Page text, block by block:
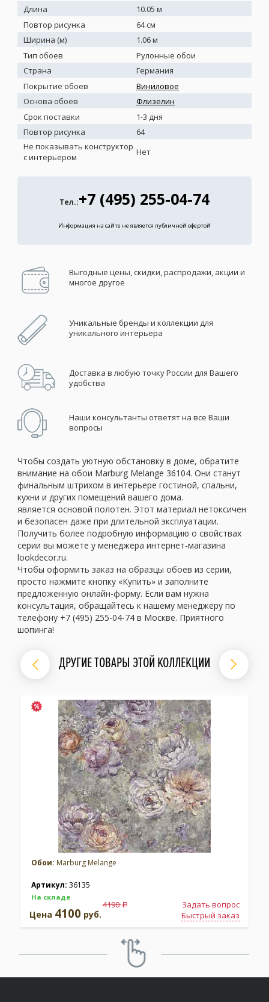
Длина
10.05 м
Повтор рисунка
64 см
Ширина (м)
1.06 м
Тип обоев
Рулонные обои
Страна
Германия
Покрытие обоев
Виниловое
Основа обоев
Флизелин
Срок поставки
1-3 дня
Повтор рисунка
64
Не показывать конструктор
с интерьером
Нет
Тел.:+7 (495) 255-04-74
Информация на сайте не является публичной офертой
Выгодные цены, скидки, распродажи, акции и
многое другое
Уникальные бренды и коллекции для
уникального интерьера
Доставка в любую точку России для Вашего
удобства
Наши консультанты ответят на все Ваши
вопросы
Чтобы создать уютную обстановку в доме, обратите
внимание на обои Marburg Melange 36104. Они станут
финальным штрихом в интерьере гостиной, спальни,
кухни и других помещений вашего дома.
является основой полотен. Этот материал нетоксичен
и безопасен даже при длительной эксплуатации.
Получить более подробную информацию о свойствах
серии вы можете у менеджера интернет-магазина
lookdecor.ru.
Чтобы оформить заказ на образцы обоев из серии,
просто нажмите кнопку «Купить» и заполните
предложенную онлайн-форму. Если вам нужна
консультация, обращайтесь к нашему менеджеру по
телефону +7 (495) 255-04-74 в Москве. Приятного
шопинга!
ДРУГИЕ ТОВАРЫ ЭТОЙ КОЛЛЕКЦИИ
Обои: Marburg Melange
Артикул: 36135
На складе
Задать вопрос
Быстрый заказ
Цена 4100 руб.
4190a